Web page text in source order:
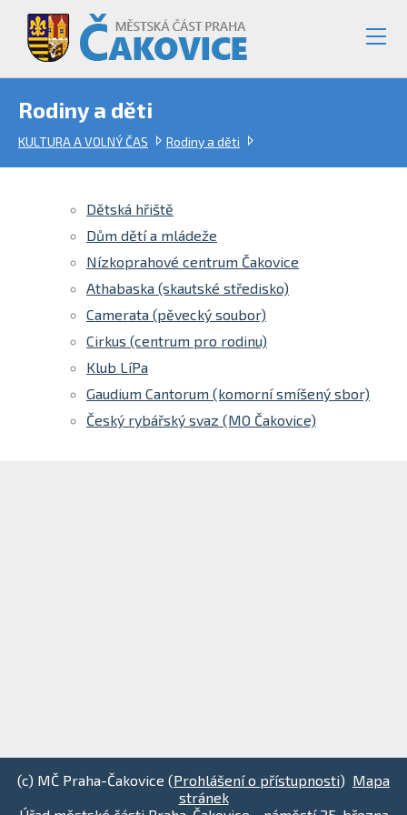
Rodiny a děti
KULTURA A VOLNÝ ČAS Rodiny a děti
Dětská hřiště
Dům dětí a mládeže
Nízkoprahové centrum Čakovice
Athabaska (skautské středisko)
Camerata (pěvecký soubor)
Cirkus (centrum pro rodinu)
Klub LíPa
Gaudium Cantorum (komorní smíšený sbor)
Český rybářský svaz (MO Čakovice)
(c) MČ Praha-Čakovice (Prohlášení o přístupnosti) Mapa
stránek